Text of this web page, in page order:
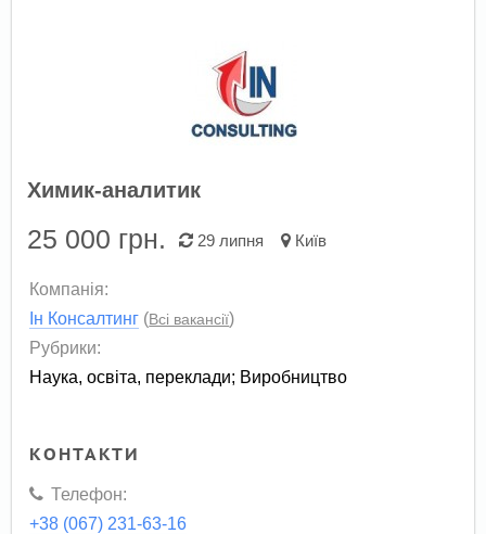
Химик-аналитик
25 000 грн. 29 липня Київ
Компанія:
Ін Консалтинг (Всі вакансії)
Рубрики:
Наука, освіта, переклади; Виробництво
КОНТАКТИ
Телефон:
+38 (067) 231-63-16